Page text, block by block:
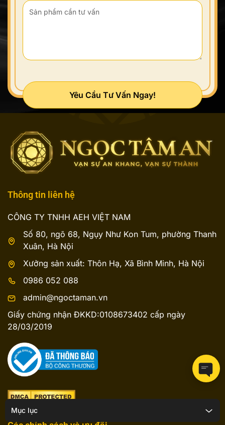
Mục lục
Yêu Cầu Tư Vấn Ngay!
Thông tin liên hệ
CÔNG TY TNHH AEH VIỆT NAM
Số 80, ngõ 68, Ngụy Như Kon Tum, phường Thanh
Xuân, Hà Nội
Xưởng sản xuất: Thôn Hạ, Xã Bình Minh, Hà Nội
0986 052 088
admin@ngoctaman.vn
Giấy chứng nhận ĐKKD:0108673402 cấp ngày
28/03/2019